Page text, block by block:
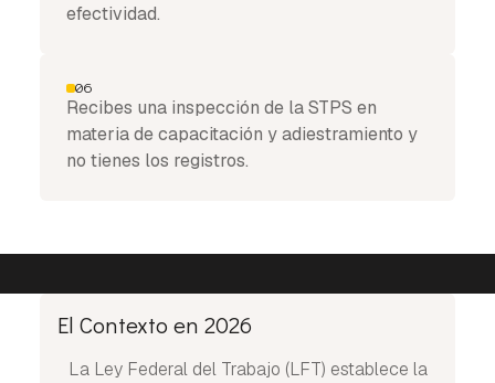
efectividad.
06
Recibes una inspección de la STPS en
materia de capacitación y adiestramiento y
no tienes los registros.
El Contexto en 2026
La Ley Federal del Trabajo (LFT) establece la